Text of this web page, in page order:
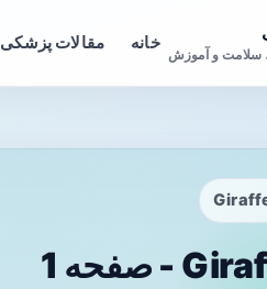
سلامت و آموزش
خانه مقالات پزشکی